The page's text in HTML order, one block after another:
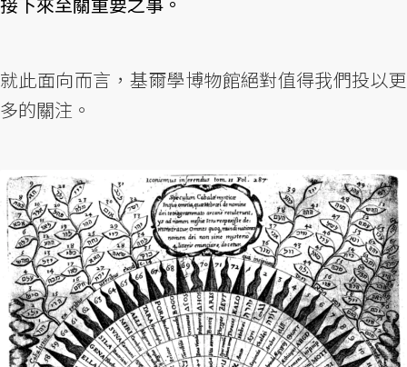
就此面向而言，基爾學博物館絕對值得我們投以更
多的關注。